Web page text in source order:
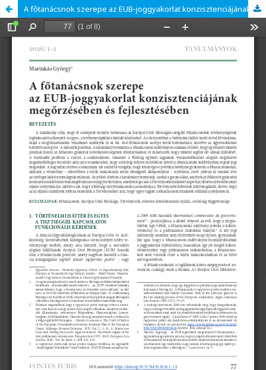
A főtanácsnok szerepe az EUB‑joggyakorlat konzisztenciájának megőrzésében és fejlesztésében